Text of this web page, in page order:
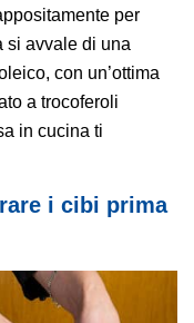
per
si avvale di una
con un’ottima
a trocoferoli
in cucina ti
i cibi prima